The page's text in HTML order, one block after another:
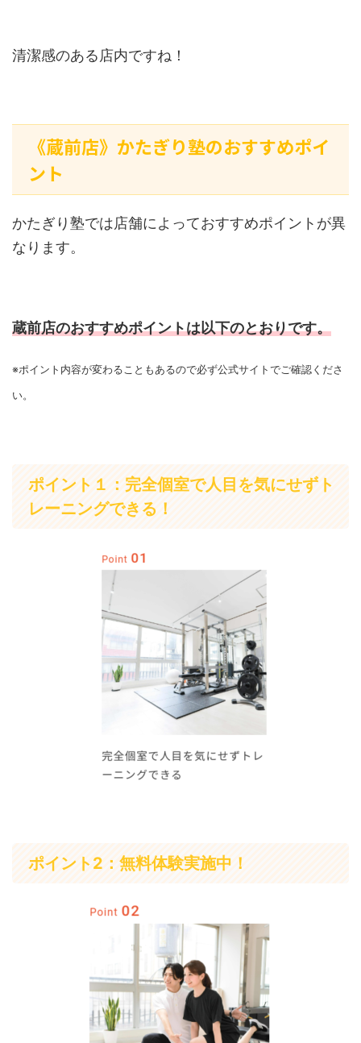
清潔感のある店内ですね！
《蔵前店》かたぎり塾のおすすめポイ
ント
かたぎり塾では店舗によっておすすめポイントが異
なります。
蔵前店のおすすめポイントは以下のとおりです。
※ポイント内容が変わることもあるので必ず公式サイトでご確認くださ
い。
ポイント１：完全個室で人目を気にせずト
レーニングできる！
ポイント2：無料体験実施中！